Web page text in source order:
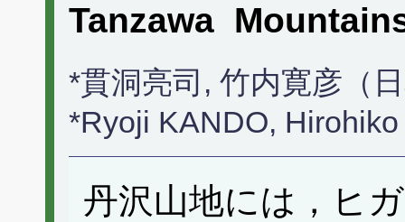
Tanzawa
*貫洞亮司, 竹内寛彦（
*Ryoji KANDO,
丹沢山地には，ヒ